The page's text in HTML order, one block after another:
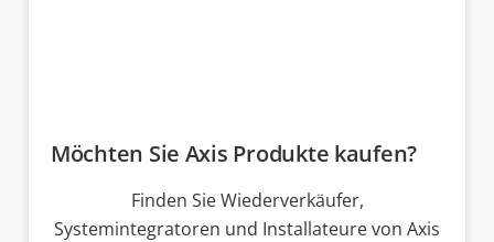
Möchten Sie Axis Produkte kaufen?
Finden Sie Wiederverkäufer,
Systemintegratoren und Installateure von Axis